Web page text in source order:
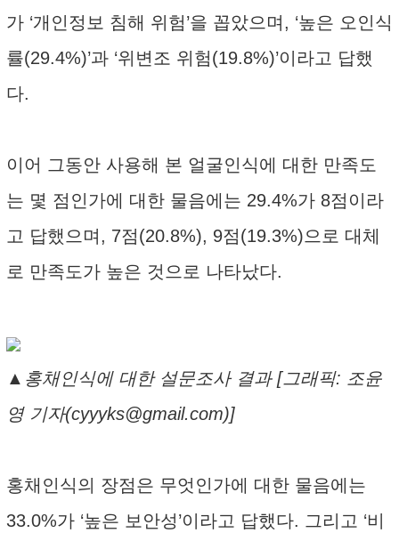
가 ‘개인정보 침해 위험’을 꼽았으며, ‘높은 오인식
률(29.4%)’과 ‘위변조 위험(19.8%)’이라고 답했
다.
이어 그동안 사용해 본 얼굴인식에 대한 만족도
는 몇 점인가에 대한 물음에는 29.4%가 8점이라
고 답했으며, 7점(20.8%), 9점(19.3%)으로 대체
로 만족도가 높은 것으로 나타났다.
▲홍채인식에 대한 설문조사 결과 [그래픽: 조윤
영 기자(cyyyks@gmail.com)]
홍채인식의 장점은 무엇인가에 대한 물음에는
33.0%가 ‘높은 보안성’이라고 답했다. 그리고 ‘비